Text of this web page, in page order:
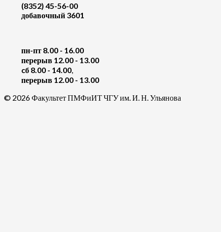
(8352) 45-56-00
добавочный 3601
пн-пт 8.00 - 16.00
перерыв 12.00 - 13.00
cб 8.00 - 14.00,
перерыв 12.00 - 13.00
© 2026 Факультет ПМФиИТ ЧГУ им. И. Н. Ульянова